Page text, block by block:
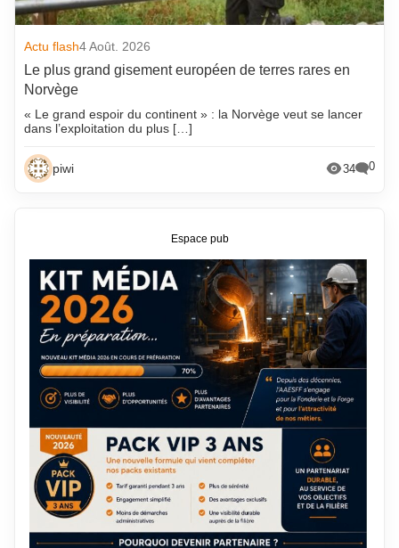
Actu flash4 Août. 2026
Le plus grand gisement européen de terres rares en
Norvège
« Le grand espoir du continent » : la Norvège veut se lancer
dans l’exploitation du plus […]
piwi 34 0
Espace pub